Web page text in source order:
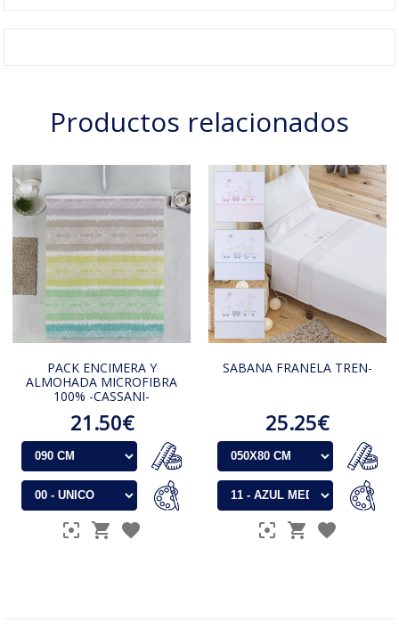
Productos relacionados
PACK ENCIMERA Y
ALMOHADA MICROFIBRA
100% -CASSANI-
21.50€
SABANA FRANELA TREN-
25.25€